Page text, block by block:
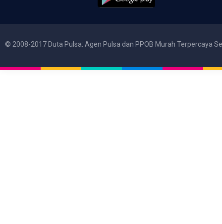
© 2008-2017 Duta Pulsa: Agen Pulsa dan PPOB Murah Terpercaya